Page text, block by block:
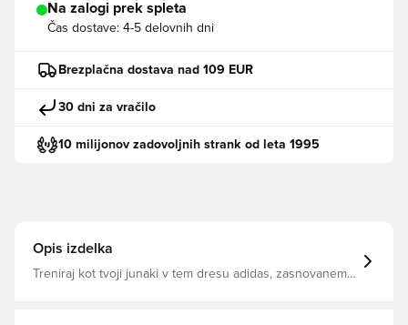
Na zalogi prek spleta
Čas dostave: 4-5 delovnih dni
Brezplačna dostava nad 109 EUR
30 dni za vračilo
10 milijonov zadovoljnih strank od leta 1995
Opis izdelka
Treniraj kot tvoji junaki v tem dresu adidas, zasnovanem